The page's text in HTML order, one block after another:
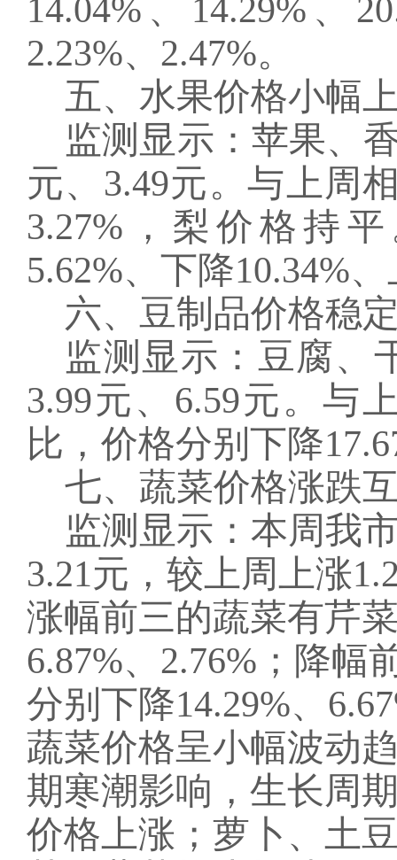
14.04%、14.29%、
2.23%、2.47%。
五、水果价格小幅
监测显示：苹果、
元、3.49元。与上周
3.27%，梨价格持
5.62%、下降10.34%
六、豆制品价格稳
监测显示：豆腐、
3.99元、6.59元。与
比，价格分别下降
七、蔬菜价格涨跌
监测显示：本周我
3.21元，较上周 上涨
涨幅前三的蔬菜有芹
6.87%、2.76%；降幅
分别下降14.29%、
蔬菜价格呈小幅波动
期寒潮影响，生长周
价格上涨；萝卜、土